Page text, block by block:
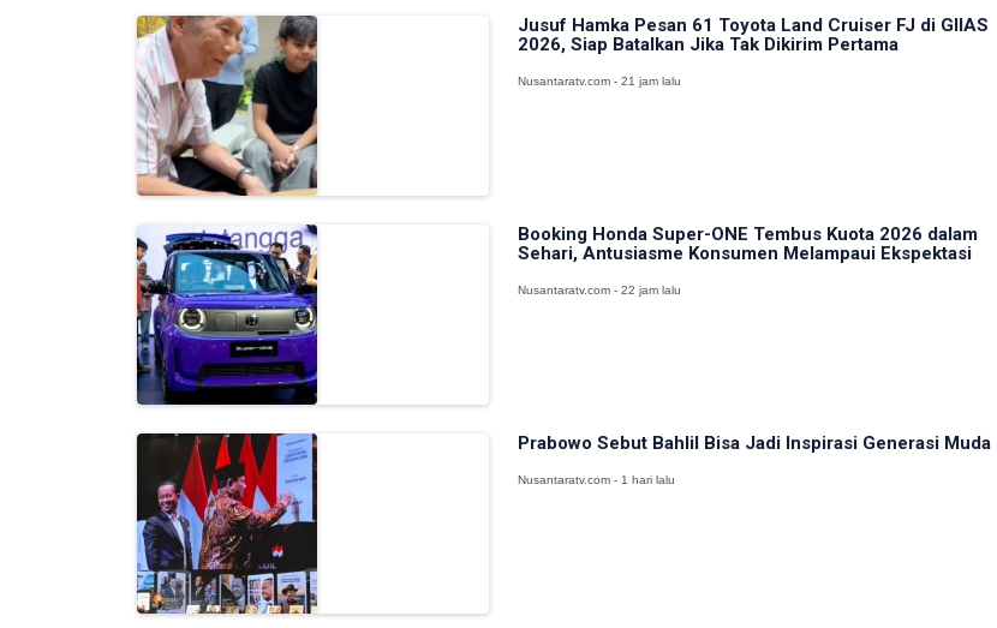
Jusuf Hamka Pesan 61 Toyota Land Cruiser FJ di GIIAS
2026, Siap Batalkan Jika Tak Dikirim Pertama
Nusantaratv.com - 21 jam lalu
Booking Honda Super-ONE Tembus Kuota 2026 dalam
Sehari, Antusiasme Konsumen Melampaui Ekspektasi
Nusantaratv.com - 22 jam lalu
Prabowo Sebut Bahlil Bisa Jadi Inspirasi Generasi Muda
Nusantaratv.com - 1 hari lalu